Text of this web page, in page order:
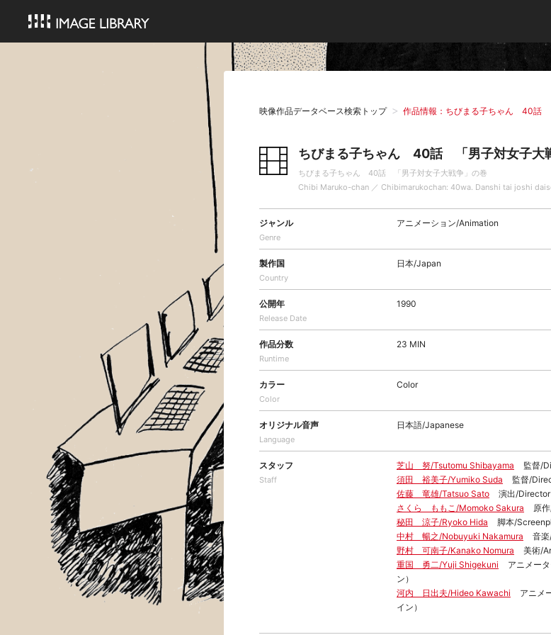
映像作品データベース検索トップ 作品情報：ちびまる子ちゃん 40話
ちびまる子ちゃん 40話 「男子対女子大
ちびまる子ちゃん 40話 「男子対女子大戦争」の巻
Chibi Maruko-chan ／ Chibimarukochan: 40wa. Danshi tai joshi
ジャンル
Genre
アニメーション/Animation
製作国
Country
日本/Japan
公開年
Release Date
1990
作品分数
Runtime
23 MIN
カラー
Color
Color
オリジナル音声
Language
日本語/Japanese
スタッフ
Staff
芝山 努/Tsutomu Shibayama
監督/
須田 裕美子/Yumiko Suda
監督/
佐藤 竜雄/Tatsuo Sato
演出/Director
さくら ももこ/Momoko Sakura
原
秘田 涼子/Ryoko Hida
脚本/
中村 暢之/Nobuyuki Nakamura
音
野村 可南子/Kanako Nomura
美術/
重国 勇二/Yuji Shigekuni
アニメー
ン）
河内 日出夫/Hideo Kawachi
アニメ
イン）